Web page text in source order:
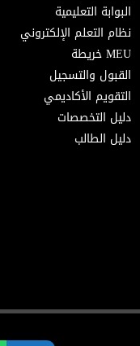
البوابة التعليمية
نظام التعلم الإلكتروني
MEU خريطة
القبول والتسجيل
التقويم الأكاديمي
دليل التخصصات
دليل الطالب